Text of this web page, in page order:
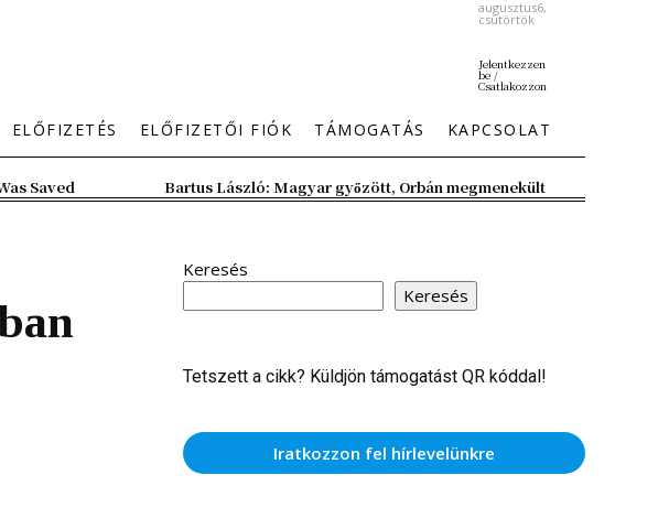
augusztus6,
csütörtök
Jelentkezzen
be /
Csatlakozzon
ELŐFIZETÉS ELŐFIZETŐI FIÓK TÁMOGATÁS KAPCSOLAT
Saved Bartus László: Magyar győzött, Orbán megmenekült
Keresés
Keresés
Tetszett a cikk? Küldjön támogatást QR kóddal!
Iratkozzon fel hírlevelünkre